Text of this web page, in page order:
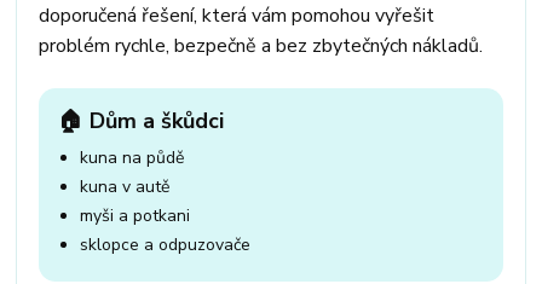
doporučená řešení, která vám pomohou vyřešit
problém rychle, bezpečně a bez zbytečných nákladů.
🏠 Dům a škůdci
kuna na půdě
kuna v autě
myši a potkani
sklopce a odpuzovače